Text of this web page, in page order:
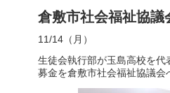
倉敷市社会福祉協議
11/14（月）
生徒会執行部が玉島高校を
募金を倉敷市社会福祉協議会